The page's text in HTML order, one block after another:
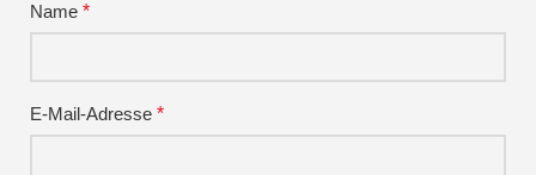
Name *
E-Mail-Adresse *